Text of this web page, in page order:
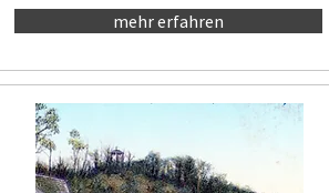
mehr erfahren